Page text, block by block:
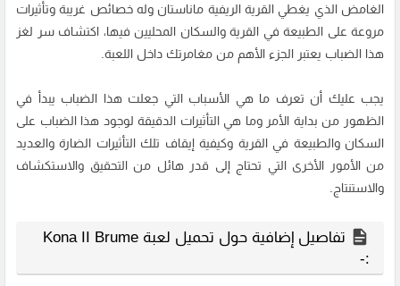
الغامض الذي يغطي القرية الريفية ماناستان وله خصائص غريبة وتأثيرات
مروعة على الطبيعة في القرية والسكان المحليين فيها، اكتشاف سر لغز
هذا الضباب يعتبر الجزء الأهم من مغامرتك داخل اللعبة.
يجب عليك أن تعرف ما هي الأسباب التي جعلت هذا الضباب يبدأ في
الظهور من بداية الأمر وما هي التأثيرات الدقيقة لوجود هذا الضباب على
السكان والطبيعة في القرية وكيفية إيقاف تلك التأثيرات الضارة والعديد
من الأمور الأخرى التي تحتاج إلى قدر هائل من التحقيق والاستكشاف
والاستنتاج.
تفاصيل إضافية حول تحميل لعبة Kona II Brume
:-